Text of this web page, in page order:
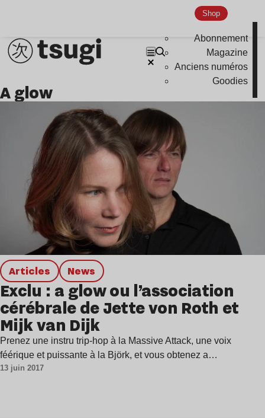
Shop
Abonnement
Magazine
Anciens numéros
Goodies
Indie
a glow
Articles news
Exclu : a glow ou l’association
cérébrale de Jette von Roth et
Mijk van Dijk
Prenez une instru trip-hop à la Massive Attack, une voix
féérique et puissante à la Björk, et vous obtenez a…
13 juin 2017